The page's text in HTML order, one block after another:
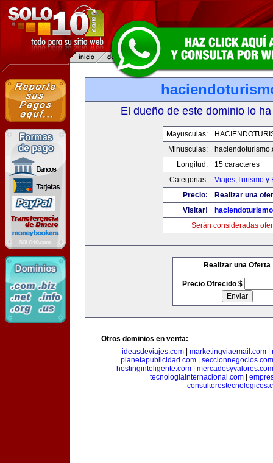
El dueño de este dominio lo
Mayusculas:
Minusculas:
Longitud:
15 caracteres
Categorias:
Viajes,Turismo y
Precio:
Realizar una
Visitar!
Serán consideradas
Realizar una Oferta
Precio Ofrecido $
Otros dominios en venta:
ideasdeviajes.com| marketingviaemail.com|
planetapublicidad.com| seccionnegocios.com
hostinginteligente.com
mercadosyvalores.com
tecnologiainternacional.com|